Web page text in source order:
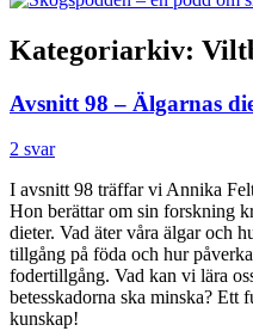
Kategoriarkiv:
Avsnitt 98 – Älgarnas
2 svar
I avsnitt 98 träffar vi Annika
Hon berättar om sin forskning
dieter. Vad äter våra älgar och
tillgång på föda och hur
fodertillgång. Vad kan vi lära
betesskadorna ska minska? Ett
kunskap!